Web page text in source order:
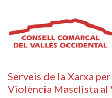
Serveis de la Xarxa
Violència Masclista al